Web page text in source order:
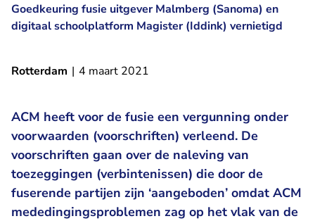
Goedkeuring fusie uitgever Malmberg (Sanoma) en
digitaal schoolplatform Magister (Iddink) vernietigd
Rotterdam | 4 maart 2021
ACM heeft voor de fusie een vergunning onder
voorwaarden (voorschriften) verleend. De
voorschriften gaan over de naleving van
toezeggingen (verbintenissen) die door de
fuserende partijen zijn ‘aangeboden’ omdat ACM
mededingingsproblemen zag op het vlak van de